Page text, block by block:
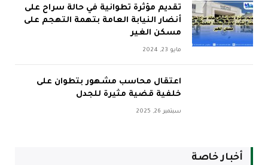
تقديم مؤثرة تطوانية في حالة سراح على
أنضار النيابة العامة بتهمة التهجم على
مسكن الغير
مايو 23, 2024
اعتقال محاسب مشهور بتطوان على
خلفية قضية مثيرة للجدل
سبتمبر 26, 2025
أخبار خاصة